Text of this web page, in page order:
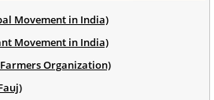
Movement in India)
Movement in India)
Farmers Organization)